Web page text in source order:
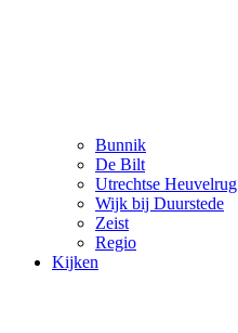
Bunnik
De Bilt
Utrechtse Heuvelrug
Wijk bij Duurstede
Zeist
Regio
Kijken